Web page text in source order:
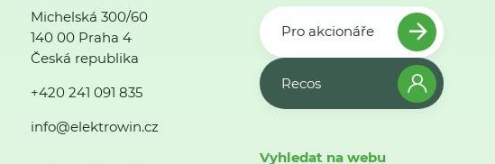
Michelská 300/60
140 00 Praha 4
Česká republika
+420 241 091 835
info@elektrowin.cz
Pro akcionáře
Recos
Vyhledat na webu